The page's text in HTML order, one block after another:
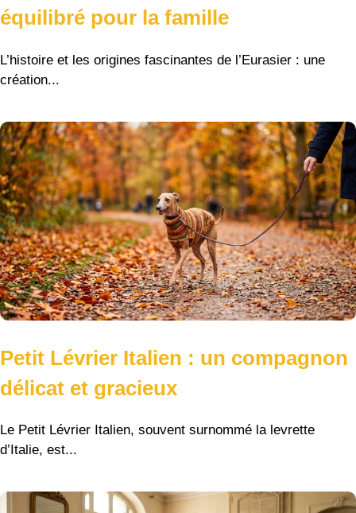
équilibré pour la famille
L’histoire et les origines fascinantes de l’Eurasier : une
création...
Petit Lévrier Italien : un compagnon
délicat et gracieux
Le Petit Lévrier Italien, souvent surnommé la levrette
d’Italie, est...